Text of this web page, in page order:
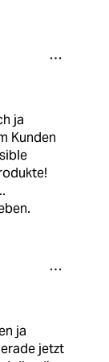
ja
Kunden
ja
jetzt